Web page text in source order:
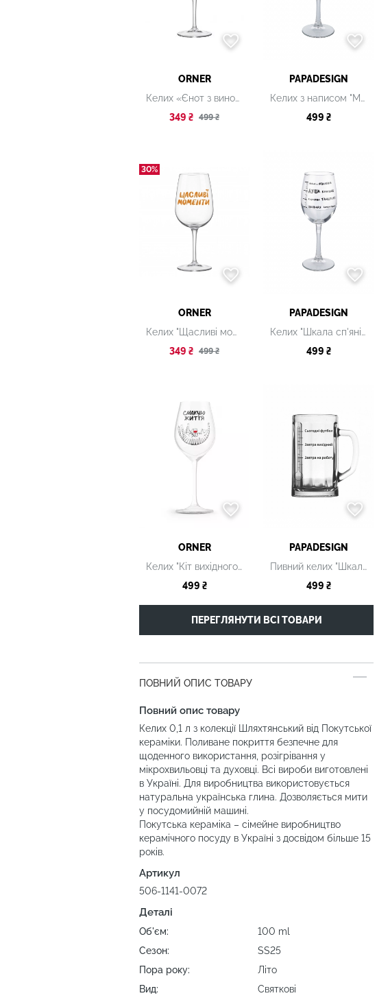
ORNER
Келих «Єнот з вином»
349 ₴ 499 ₴
PAPADESIGN
Келих з написом "Мамі треба відпочити"
499 ₴
30%
ORNER
Келих "Щасливі моменти"
349 ₴ 499 ₴
PAPADESIGN
Келих "Шкала сп'яніння"
499 ₴
ORNER
Келих "Кіт вихідного дня"
499 ₴
PAPADESIGN
Пивний келих "Шкала"
499 ₴
ПЕРЕГЛЯНУТИ ВСІ ТОВАРИ
ПОВНИЙ ОПИС ТОВАРУ
Повний опис товару
Келих 0,1 л з колекції Шляхтянський від Покутської
кераміки. Поливане покриття безпечне для
щоденного використання, розігрівання у
мікрохвильовці та духовці. Всі вироби виготовлені
в Україні. Для виробництва використовується
натуральна українська глина. Дозволяється мити
у посудомийній машині.
Покутська кераміка – сімейне виробництво
керамічного посуду в Україні з досвідом більше 15
років.
Артикул
506-1141-0072
Деталі
Об'єм:
100 ml
Сезон:
SS25
Пора року:
Літо
Вид:
Святкові